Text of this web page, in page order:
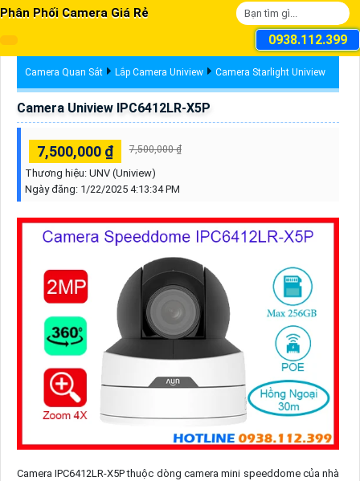
Phân Phối Camera Giá Rẻ
0938.112.399
Camera Quan Sát Lắp Camera Uniview Camera Starlight Uniview
Camera Uniview IPC6412LR-X5P
7,500,000 ₫ 7,500,000 ₫
Thương hiệu: UNV (Uniview)
Ngày đăng: 1/22/2025 4:13:34 PM
Camera IPC6412LR-X5P thuộc dòng camera mini speeddome của nhà